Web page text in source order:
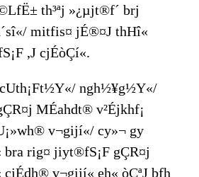
th³ªj »¿µjt®f´ br­j
mitfis¤ jÉ®¤J thHî«
,J cjÉòÇí«.
ngh½¥g½Y«/
MÉahdt® v²Éjkhf¡
v¬gijí«/ cy»¬ gy
br­a rig¤ jiyt®fS¡F gÇR¤j
v¬gijí« eh« òÇªJ bfh